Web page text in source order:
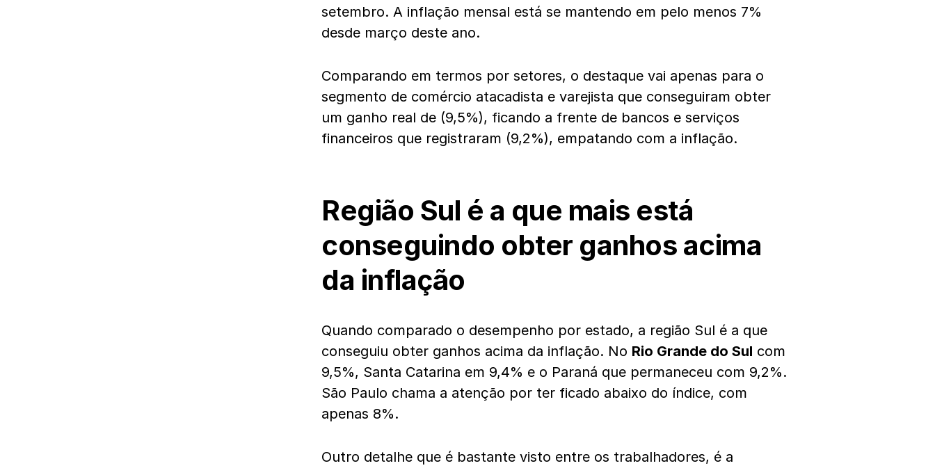
setembro. A inflação mensal está se mantendo em pelo menos 7%
desde março deste ano.
Comparando em termos por setores, o destaque vai apenas para o
segmento de comércio atacadista e varejista que conseguiram obter
um ganho real de (9,5%), ficando a frente de bancos e serviços
financeiros que registraram (9,2%), empatando com a inflação.
Região Sul é a que mais está
conseguindo obter ganhos acima
da inflação
Quando comparado o desempenho por estado, a região Sul é a que
conseguiu obter ganhos acima da inflação. No Rio Grande do Sul com
9,5%, Santa Catarina em 9,4% e o Paraná que permaneceu com 9,2%.
São Paulo chama a atenção por ter ficado abaixo do índice, com
apenas 8%.
Outro detalhe que é bastante visto entre os trabalhadores, é a